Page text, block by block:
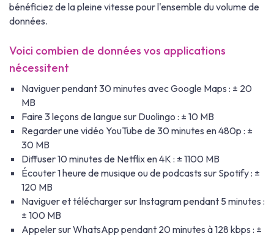
bénéficiez de la pleine vitesse pour l'ensemble du volume de
données.
Voici combien de données vos applications
nécessitent
Naviguer pendant 30 minutes avec Google Maps : ± 20
MB
Faire 3 leçons de langue sur Duolingo : ± 10 MB
Regarder une vidéo YouTube de 30 minutes en 480p : ±
30 MB
Diffuser 10 minutes de Netflix en 4K : ± 1100 MB
Écouter 1 heure de musique ou de podcasts sur Spotify : ±
120 MB
Naviguer et télécharger sur Instagram pendant 5 minutes :
± 100 MB
Appeler sur WhatsApp pendant 20 minutes à 128 kbps : ±